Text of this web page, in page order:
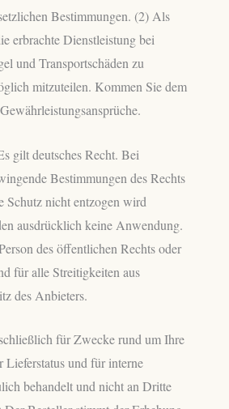
Bestimmungen. (2) Als
erbrachte Dienstleistung bei
und Transportschäden zu
mitzuteilen. Kommen Sie dem
gilt deutsches Recht. Bei
Bestimmungen des Rechts
Schutz nicht entzogen wird
ausdrücklich keine Anwendung.
des öffentlichen Rechts oder
für alle Streitigkeiten aus
des Anbieters.
für Zwecke rund um Ihre
und für interne
behandelt und nicht an Dritte